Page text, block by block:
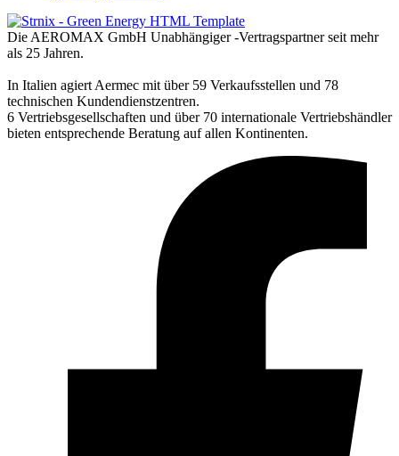
Die AEROMAX GmbH Unabhängiger -Vertragspartner seit mehr
als 25 Jahren.
In Italien agiert Aermec mit über 59 Verkaufsstellen und 78
technischen Kundendienstzentren.
6 Vertriebsgesellschaften und über 70 internationale Vertriebshändler
bieten entsprechende Beratung auf allen Kontinenten.